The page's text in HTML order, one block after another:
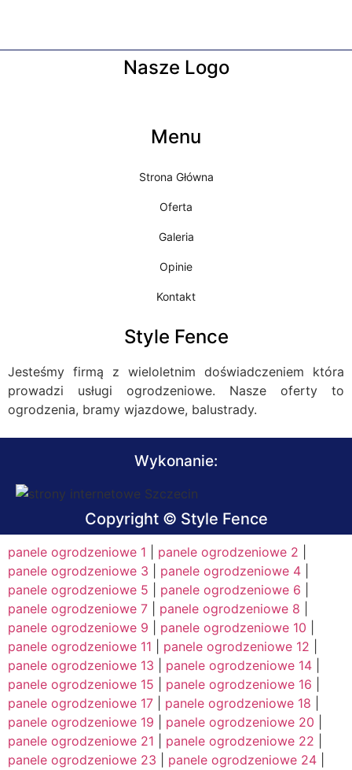
Nasze Logo
Menu
Strona Główna
Oferta
Galeria
Opinie
Kontakt
Style Fence
Jesteśmy firmą z wieloletnim doświadczeniem która
prowadzi usługi ogrodzeniowe. Nasze oferty to
ogrodzenia, bramy wjazdowe, balustrady.
Wykonanie:
Copyright © Style Fence
panele ogrodzeniowe 1 panele ogrodzeniowe 2
panele ogrodzeniowe 3
panele ogrodzeniowe 4
panele ogrodzeniowe 5
panele ogrodzeniowe 6
panele ogrodzeniowe 7
panele ogrodzeniowe 8
panele ogrodzeniowe 9
panele ogrodzeniowe 10
panele ogrodzeniowe 11
panele ogrodzeniowe 12
panele ogrodzeniowe 13
panele ogrodzeniowe 14
panele ogrodzeniowe 15
panele ogrodzeniowe 16
panele ogrodzeniowe 17
panele ogrodzeniowe 18
panele ogrodzeniowe 19
panele ogrodzeniowe 20
panele ogrodzeniowe 21
panele ogrodzeniowe 22
panele ogrodzeniowe 23
panele ogrodzeniowe 24